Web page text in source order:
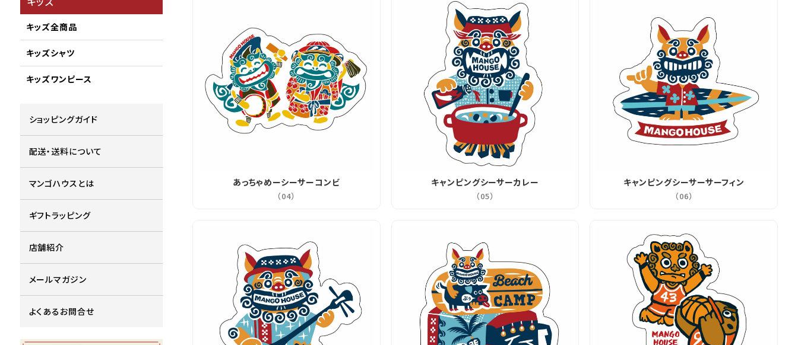
キッズ全商品
キッズシャツ
キッズワンピース
ショッピングガイド
配送・送料について
マンゴハウスとは
ギフトラッピング
店舗紹介
メールマガジン
よくあるお問合せ
あっちゃめーシーサーコンビ
（04）
キャンピングシーサーカレー
（05）
キャンピングシーサーサーフィン
（06）